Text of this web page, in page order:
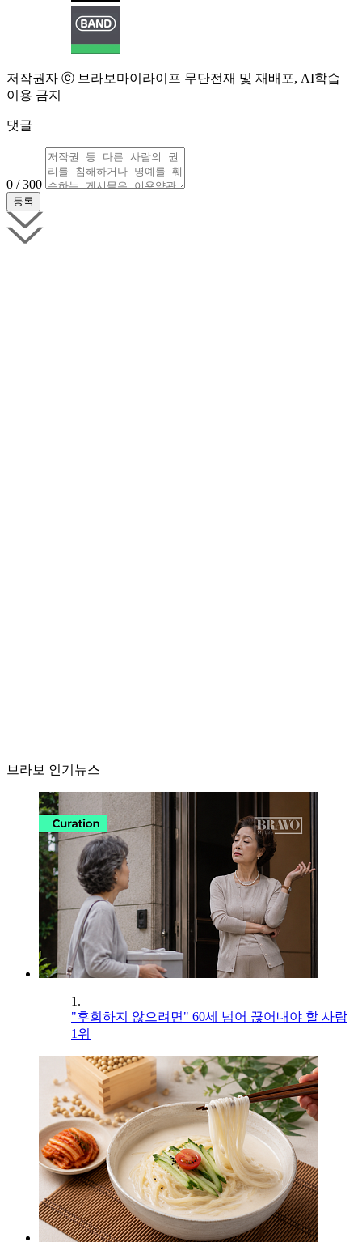
저작권자 ⓒ 브라보마이라이프 무단전재 및 재배포, AI학습
이용 금지
댓글
0 / 300
브라보 인기뉴스
1.
"후회하지 않으려면" 60세 넘어 끊어내야 할 사람
1위